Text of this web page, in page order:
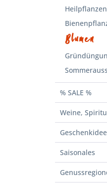
Heilpflanzen
Blumen
% SALE %
Weine,
Saisonales